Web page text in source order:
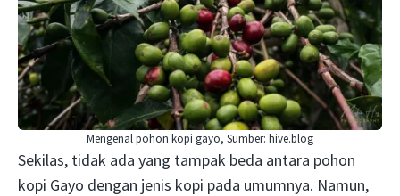
Mengenal pohon kopi gayo, Sumber: hive.blog
Sekilas, tidak ada yang tampak beda antara pohon
kopi Gayo dengan jenis kopi pada umumnya. Namun,